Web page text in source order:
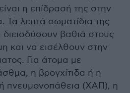
η επίδρασή της στην
Τα λεπτά σωματίδια της
βαθιά στους
και να εισέλθουν στην
Για άτομα με
η βρογχίτιδα ή η
πνευμονοπάθεια (ΧΑΠ), η